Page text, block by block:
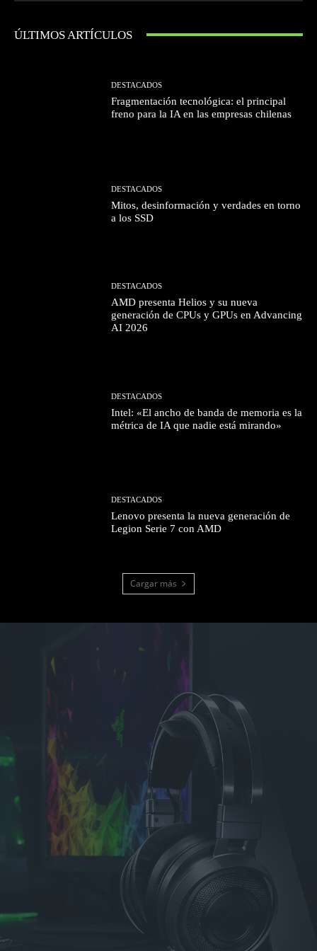
ÚLTIMOS ARTÍCULOS
DESTACADOS
Fragmentación tecnológica: el principal
freno para la IA en las empresas chilenas
DESTACADOS
Mitos, desinformación y verdades en torno
a los SSD
DESTACADOS
AMD presenta Helios y su nueva
generación de CPUs y GPUs en Advancing
AI 2026
DESTACADOS
Intel: «El ancho de banda de memoria es la
métrica de IA que nadie está mirando»
DESTACADOS
Lenovo presenta la nueva generación de
Legion Serie 7 con AMD
Cargar más